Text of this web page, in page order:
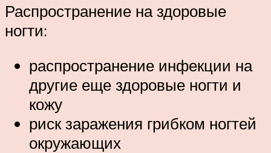
Распространение на здоровые
ногти:
распространение инфекции на
другие еще здоровые ногти и
кожу
риск заражения грибком ногтей
окружающих